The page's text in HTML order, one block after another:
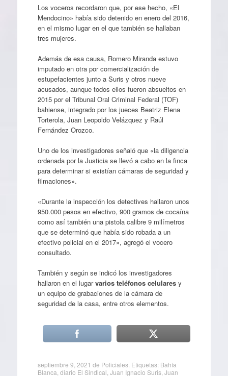
Los voceros recordaron que, por ese hecho, «El
Mendocino» había sido detenido en enero del 2016,
en el mismo lugar en el que también se hallaban
tres mujeres.
Además de esa causa, Romero Miranda estuvo
imputado en otra por comercialización de
estupefacientes junto a Suris y otros nueve
acusados, aunque todos ellos fueron absueltos en
2015 por el Tribunal Oral Criminal Federal (TOF)
bahiense, integrado por los jueces Beatriz Elena
Torterola, Juan Leopoldo Velázquez y Raúl
Fernández Orozco.
Uno de los investigadores señaló que «la diligencia
ordenada por la Justicia se llevó a cabo en la finca
para determinar si existían cámaras de seguridad y
filmaciones».
«Durante la inspección los detectives hallaron unos
950.000 pesos en efectivo, 900 gramos de cocaína
como así también una pistola calibre 9 milímetros
que se determinó que había sido robada a un
efectivo policial en el 2017», agregó el vocero
consultado.
También y según se indicó los investigadores
hallaron en el lugarvarios teléfonos celularesy
un equipo de grabaciones de la cámara de
seguridad de la casa, entre otros elementos.
septiembre 9, 2021 de Policiales. Etiquetas: Bahía
Blanca diario El Sindical Juan Ignacio Suris, Juan